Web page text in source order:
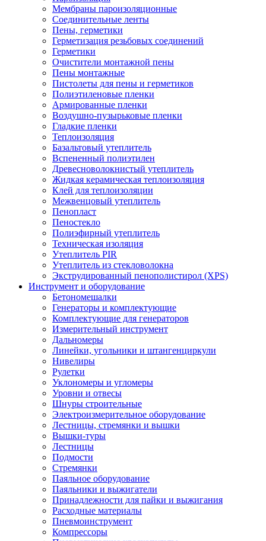
Мембраны пароизоляционные
Соединительные ленты
Пены, герметики
Герметизация резьбовых соединений
Герметики
Очистители монтажной пены
Пены монтажные
Пистолеты для пены и герметиков
Полиэтиленовые пленки
Армированные пленки
Воздушно-пузырьковые пленки
Гладкие пленки
Теплоизоляция
Базальтовый утеплитель
Вспененный полиэтилен
Древесноволокнистый утеплитель
Жидкая керамическая теплоизоляция
Клей для теплоизоляции
Межвенцовый утеплитель
Пенопласт
Пеностекло
Полиэфирный утеплитель
Техническая изоляция
Утеплитель PIR
Утеплитель из стекловолокна
Экструдированный пенополистирол (XPS)
Инструмент и оборудование
Бетономешалки
Генераторы и комплектующие
Комплектующие для генераторов
Измерительный инструмент
Дальномеры
Линейки, угольники и штангенциркули
Нивелиры
Рулетки
Уклономеры и угломеры
Уровни и отвесы
Шнуры строительные
Электроизмерительное оборудование
Лестницы, стремянки и вышки
Вышки-туры
Лестницы
Подмости
Стремянки
Паяльное оборудование
Паяльники и выжигатели
Принадлежности для пайки и выжигания
Расходные материалы
Пневмоинструмент
Компрессоры